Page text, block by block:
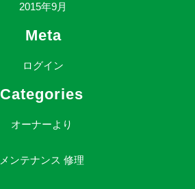
2015年9月
Meta
ログイン
Categories
オーナーより
メンテナンス 修理